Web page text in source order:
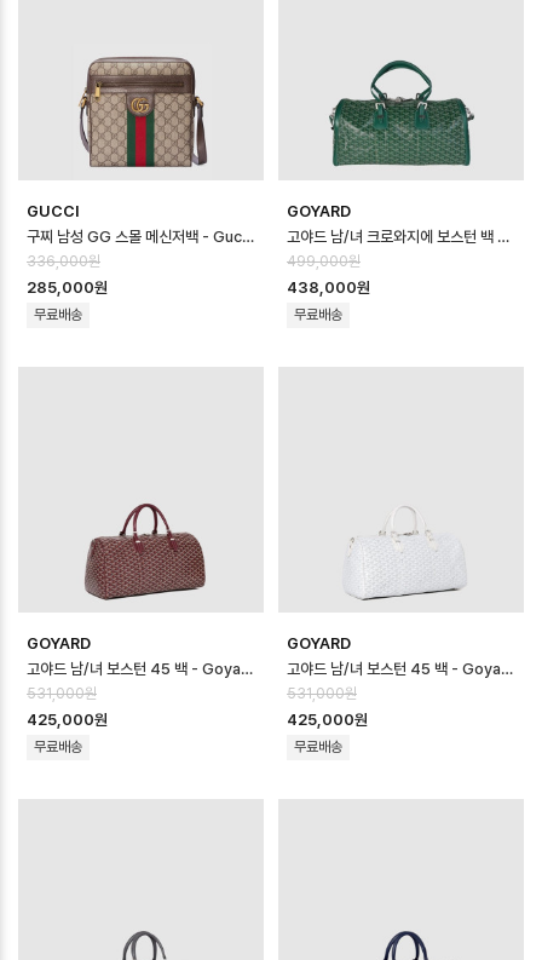
GUCCI
구찌 남성 GG 스몰 메신저백 - Gucci Mens GG Small Messenger B…
336,000원
285,000원
무료배송
GOYARD
고야드 남/녀 크로와지에 보스턴 백 - Goyard Unisex Croisier Bosto…
499,000원
438,000원
무료배송
GOYARD
고야드 남/녀 보스턴 45 백 - Goyard Unisex Boston 45 Bag - g…
531,000원
425,000원
무료배송
GOYARD
고야드 남/녀 보스턴 45 백 - Goyard Unisex Boston 45 Bag - g…
531,000원
425,000원
무료배송